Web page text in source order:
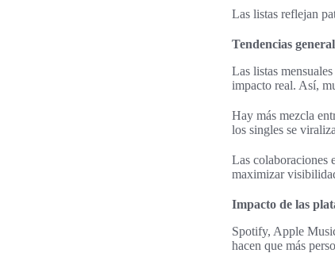
Las listas reflejan
Tendencias
Las listas
impacto real. Así,
Hay más mezcla
los singles se
Las colaboraciones
maximizar
Impacto de las
Spotify, Apple
hacen que más